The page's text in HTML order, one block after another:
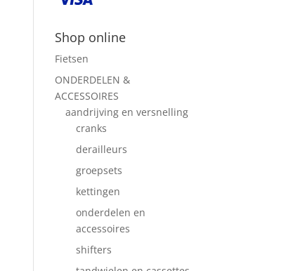
Shop online
Fietsen
ONDERDELEN &
ACCESSOIRES
aandrijving en versnelling
cranks
derailleurs
groepsets
kettingen
onderdelen en
accessoires
shifters